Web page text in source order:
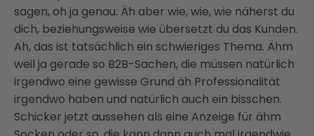
sagen, oh ja genau. Äh aber wie, wie, wie näherst du
dich, beziehungsweise wie übersetzt du das Kunden.
Ah, das ist tatsächlich ein schwieriges Thema. Ähm
weil ja gerade so B2B-Sachen, die müssen natürlich
irgendwo eine gewisse Grund äh Professionalität
irgendwo haben und natürlich auch ein bisschen.
Schicker jetzt aussehen als eine Anzeige für ähm